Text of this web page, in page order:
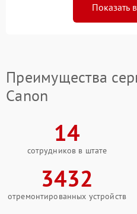
Показать
Преимущества
Canon
14
сотрудников в штате
3432
отремонтированных устройств